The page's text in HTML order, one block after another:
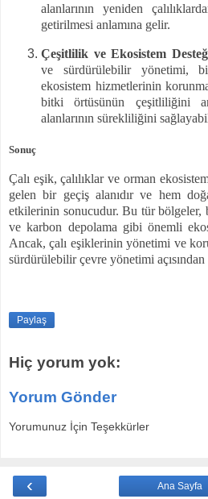
alanlarının yeniden
getirilmesi anlamına gelir.
Çeşitlilik ve Ekosistem
ve sürdürülebilir yönetimi,
ekosistem hizmetlerinin
bitki örtüsünün çeşitliliğini
alanlarının sürekliliğini
Sonuç
Çalı eşik, çalılıklar ve orman
gelen bir geçiş alanıdır ve hem
etkilerinin sonucudur. Bu tür
ve karbon depolama gibi önemli
Ancak, çalı eşiklerinin yönetimi ve
sürdürülebilir çevre yönetimi
Paylaş
Hiç yorum yok:
Yorum Gönder
Yorumunuz İçin Teşekkürler
‹ Ana Sayfa